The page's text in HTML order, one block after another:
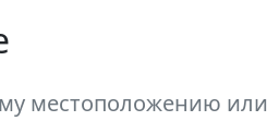
местоположению